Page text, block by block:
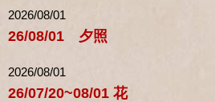
2026/08/01
26/08/01 夕照
2026/08/01
26/07/20~08/01 花